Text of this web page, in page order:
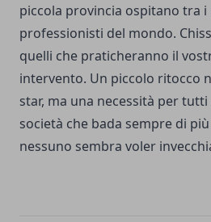
piccola provincia ospitano tra
professionisti del mondo.
quelli che praticheranno il
intervento. Un piccolo ritocco
star, ma una necessità per
società che bada sempre di
nessuno sembra voler